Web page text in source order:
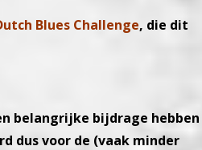
Blues Challenge, die dit
belangrijke bijdrage hebben
dus voor de (vaak minder